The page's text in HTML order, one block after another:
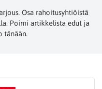
Osa rahoitusyhtiöistä
Poimi artikkelista edut ja
tänään.